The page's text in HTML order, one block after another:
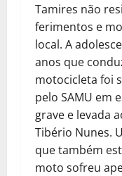
Tamires não
ferimentos e
local. A
anos que
motocicleta foi
pelo SAMU em
grave e levada
Tibério Nunes.
que também
moto sofreu